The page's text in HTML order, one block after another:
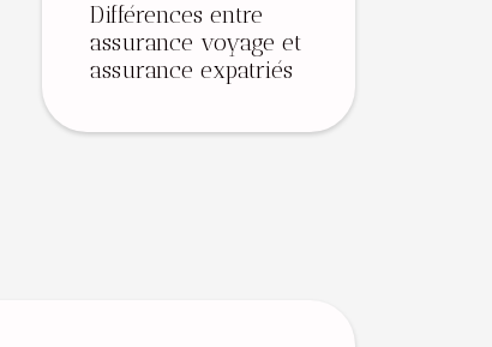
Différences entre
assurance voyage et
assurance expatriés